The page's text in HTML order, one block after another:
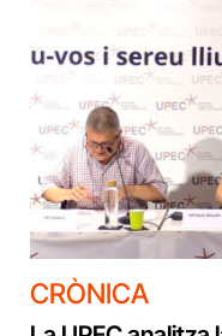
CRÒNICA